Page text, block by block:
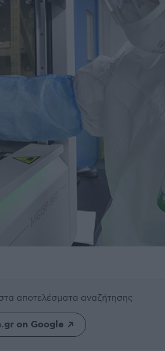
αποτελέσματα αναζήτησης
on Google